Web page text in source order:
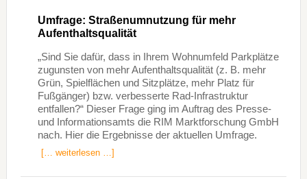
Umfrage: Straßenumnutzung für mehr
Aufenthaltsqualität
„Sind Sie dafür, dass in Ihrem Wohnumfeld Parkplätze
zugunsten von mehr Aufenthaltsqualität (z. B. mehr
Grün, Spielflächen und Sitzplätze, mehr Platz für
Fußgänger) bzw. verbesserte Rad-Infrastruktur
entfallen?“ Dieser Frage ging im Auftrag des Presse-
und Informationsamts die RIM Marktforschung GmbH
nach. Hier die Ergebnisse der aktuellen Umfrage.
[… weiterlesen …]